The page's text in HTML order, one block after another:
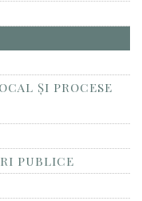
ȘI PROCESE
PUBLICE